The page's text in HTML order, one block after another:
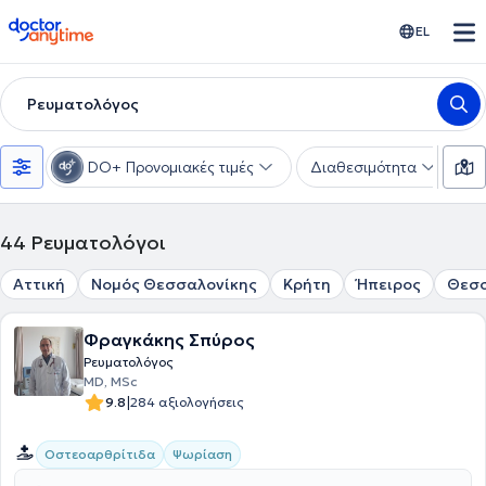
doctoranytime EL
Ρευματολόγος
DO+ Προνομιακές τιμές Διαθεσιμότητα
44 Ρευματολόγοι
Αττική Νομός Θεσσαλονίκης Κρήτη Ήπειρος
Φραγκάκης Σπύρος
Ρευματολόγος
MD, MSc
9.8|284 αξιολογήσεις
Οστεοαρθρίτιδα Ψωρίαση